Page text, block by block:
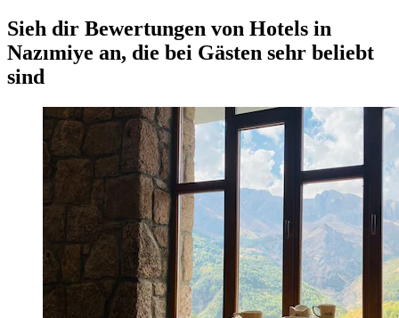
Sieh dir Bewertungen von Hotels in
Nazımiye an, die bei Gästen sehr beliebt
sind